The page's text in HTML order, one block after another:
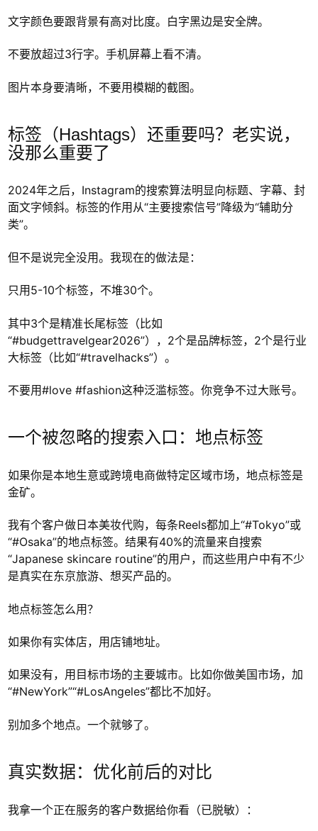
文字颜色要跟背景有高对比度。白字黑边是安全牌。
不要放超过3行字。手机屏幕上看不清。
图片本身要清晰，不要用模糊的截图。
标签（Hashtags）还重要吗？老实说，
没那么重要了
2024年之后，Instagram的搜索算法明显向标题、字幕、封
面文字倾斜。标签的作用从“主要搜索信号”降级为“辅助分
类”。
但不是说完全没用。我现在的做法是：
只用5-10个标签，不堆30个。
其中3个是精准长尾标签（比如
“#budgettravelgear2026”），2个是品牌标签，2个是行业
大标签（比如“#travelhacks”）。
不要用#love #fashion这种泛滥标签。你竞争不过大账号。
一个被忽略的搜索入口：地点标签
如果你是本地生意或跨境电商做特定区域市场，地点标签是
金矿。
我有个客户做日本美妆代购，每条Reels都加上“#Tokyo”或
“#Osaka”的地点标签。结果有40%的流量来自搜索
“Japanese skincare routine”的用户，而这些用户中有不少
是真实在东京旅游、想买产品的。
地点标签怎么用？
如果你有实体店，用店铺地址。
如果没有，用目标市场的主要城市。比如你做美国市场，加
“#NewYork”“#LosAngeles”都比不加好。
别加多个地点。一个就够了。
真实数据：优化前后的对比
我拿一个正在服务的客户数据给你看（已脱敏）：